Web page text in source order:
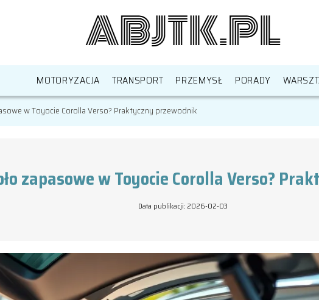
MOTORYZACJA TRANSPORT PRZEMYSŁ PORADY
w Toyocie Corolla Verso? Praktyczny przewodnik
zapasowe w Toyocie Corolla Verso?
Data publikacji: 2026-02-03